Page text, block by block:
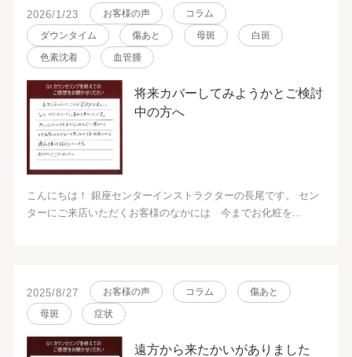
2026/1/23 お客様の声
コラム
ダウンタイム
傷あと 母斑
白斑
色素沈着
血管腫
将来カバーしてみようかとご検討
中の方へ
こんにちは！ 銀座センターインストラクターの長尾です。 セン
ターにご来店いただくお客様のなかには 今までお化粧を...
2025/8/27 お客様の声 コラム
傷あと
母斑
症状
遠方から来たかいがありました